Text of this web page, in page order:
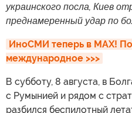
украинского посла, Киев
преднамеренный удар по
ИноСМИ теперь в MAX!
международное >>>
В субботу, 8 августа, в
с Румынией и рядом с
разбился беспилотный